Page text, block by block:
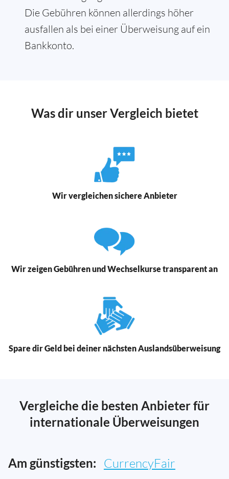
Die Gebühren können allerdings höher
ausfallen als bei einer Überweisung auf ein
Bankkonto.
Was dir unser Vergleich bietet
Wir vergleichen sichere Anbieter
Wir zeigen Gebühren und Wechselkurse transparent an
Spare dir Geld bei deiner nächsten Auslandsüberweisung
Vergleiche die besten Anbieter für
internationale Überweisungen
Am günstigsten: CurrencyFair